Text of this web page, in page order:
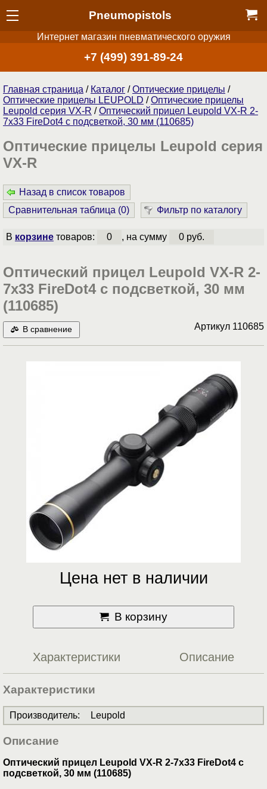
Pneumopistols
Интернет магазин пневматического оружия
+7 (499) 391-89-24
Главная страница / Каталог /Оптические прицелы /
Оптические прицелы LEUPOLD /Оптические прицелы
Leupold серия VX-R /Оптический прицел Leupold VX-R 2-
7x33 FireDot4 c подсветкой, 30 мм (110685)
Оптические прицелы Leupold серия
VX-R
Назад в список товаров
Сравнительная таблица (0) Фильтр по каталогу
В корзинетоваров: 0 , на сумму 0 руб.
Оптический прицел Leupold VX-R 2-
7x33 FireDot4 c подсветкой, 30 мм
(110685)
В сравнение Артикул 110685
Цена нет в наличии
В корзину
Характеристики Описание
Характеристики
Производитель: Leupold
Описание
Оптический прицел Leupold VX-R 2-7x33 FireDot4 c
подсветкой, 30 мм (110685)